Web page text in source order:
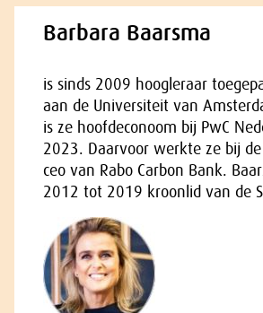
Barbara Baarsma
is sinds 2009 hoogleraar
aan de Universiteit van
is ze hoofdeconoom bij PwC
2023. Daarvoor werkte ze bij de
ceo van Rabo Carbon Bank.
2012 tot 2019 kroonlid van de